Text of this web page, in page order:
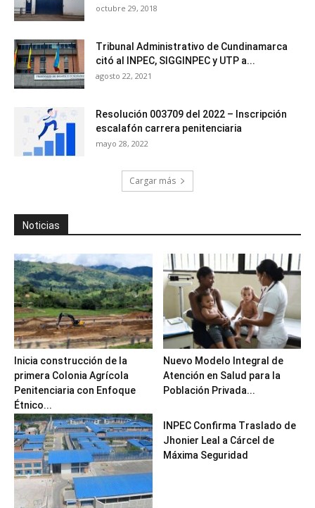
octubre 29, 2018
Tribunal Administrativo de Cundinamarca
citó al INPEC, SIGGINPEC y UTP a...
agosto 22, 2021
Resolución 003709 del 2022 – Inscripción
escalafón carrera penitenciaria
mayo 28, 2022
Cargar más
Noticias
Inicia construcción de la
primera Colonia Agrícola
Penitenciaria con Enfoque
Étnico...
Nuevo Modelo Integral de
Atención en Salud para la
Población Privada...
INPEC Confirma Traslado de
Jhonier Leal a Cárcel de
Máxima Seguridad